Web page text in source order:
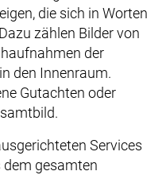
die sich in Worten
zählen Bilder von
der
den Innenraum.
Gutachten oder
Services
dem gesamten